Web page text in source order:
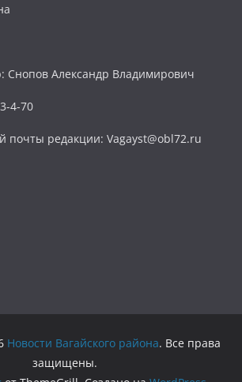
Снопов Александр Владимирович
4-70
почты редакции: Vagayst@obl72.ru
Новости Вагайского района. Все права
защищены.